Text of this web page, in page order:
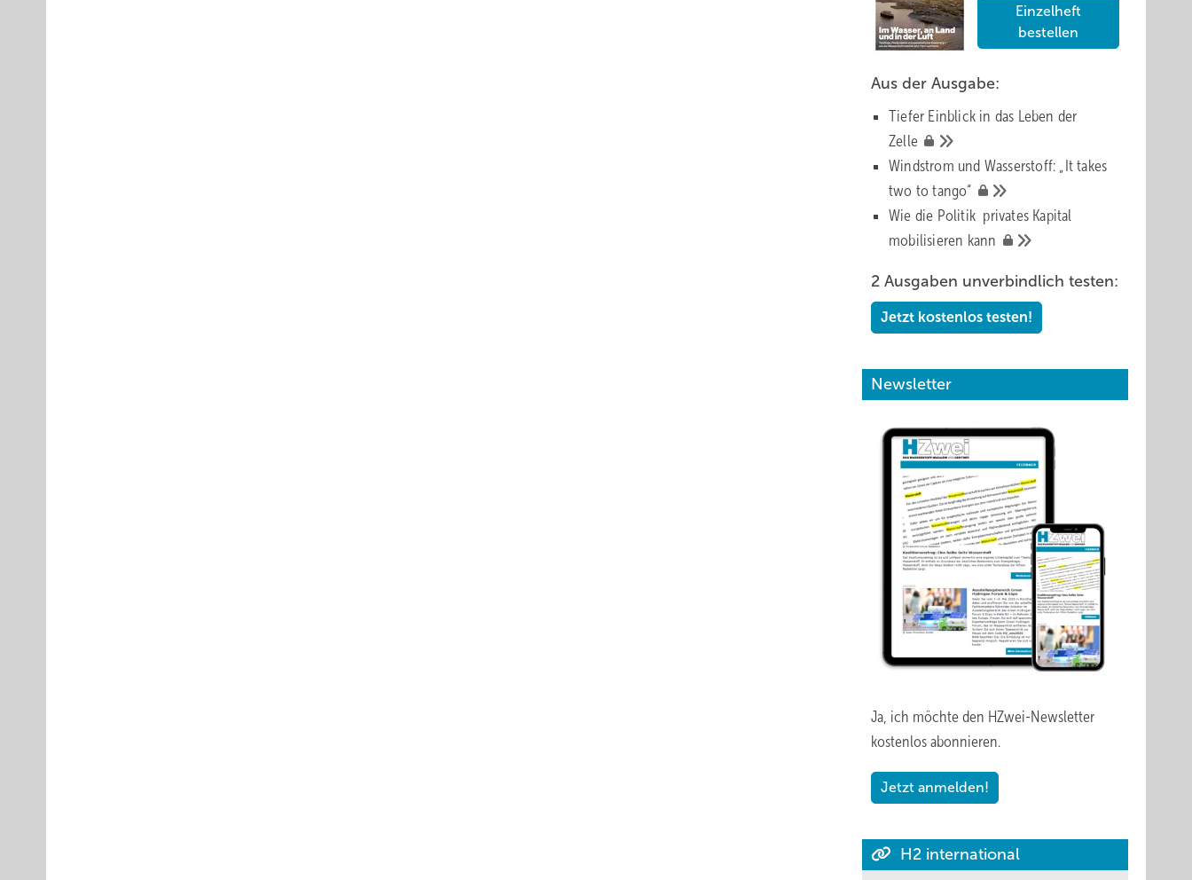
Einzelheft
bestellen
Aus der Ausgabe:
Tiefer Einblick in das Leben der
Zelle
Windstrom und Wasserstoff: „It takes
two totango“
Wie die Politik privates Kapital
mobilisieren kann
2 Ausgaben unverbindlich testen:
Jetzt kostenlos testen!
Newsletter
Ja, ich möchte den HZwei-Newsletter
kostenlos abonnieren.
Jetzt anmelden!
H2 international